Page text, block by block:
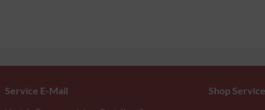
Service E-Mail Shop Service